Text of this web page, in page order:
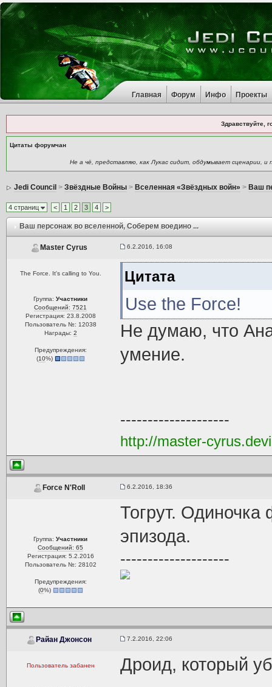
Главная Форум Инфо Проекты
Здравствуйте,
Цитаты форумчан
Не а чё, представляю, как Лукас сидит, обдумывает сценарии,
Jedi Council > Звёздные Войны> Вселенная «Звёздных войн» > Ваш
4 страниц < 1 2 3 4 >
Ваш персонаж во вселенной, Соберем воедино ...
Master Cyrus 6.2.2016, 16:08
The Force. It's calling to You.
Группа:Участники
Сообщений: 7521
Регистрация: 23.8.2008
Пользователь №: 12038
Награды: 2
Предупреждения:
(10%)
Цитата
Use the Force!
Не думаю, что
умение.
--------------------
http://master-
Force N'Roll 6.2.2016, 18:36
Группа:Участники
Сообщений: 65
Регистрация: 5.2.2016
Пользователь №: 28102
Предупреждения:
(0%)
Тогрут.
эпизода.
--------------------
Райан Джонсон 7.2.2016, 22:06
Пользователь забанен Дроид, который